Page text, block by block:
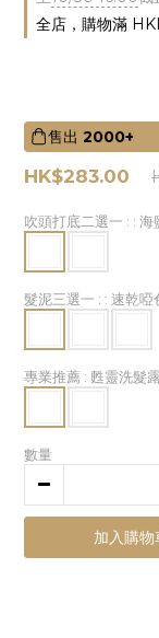
全店，購物滿
售出 2000+
HK$283.00
吹頭打底二選一 : : 海
髮泥三選一 : : 速乾
專業推薦 : 甦靈洗髮
數量
加入購物